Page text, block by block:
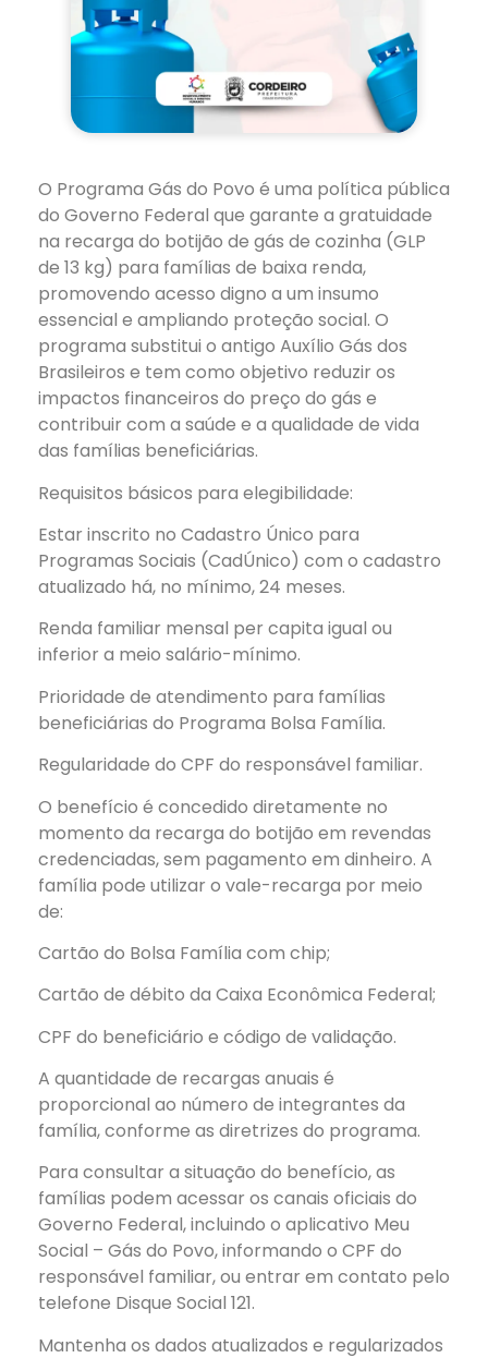
O Programa Gás do Povo é uma política pública
do Governo Federal que garante a gratuidade
na recarga do botijão de gás de cozinha (GLP
de 13 kg) para famílias de baixa renda,
promovendo acesso digno a um insumo
essencial e ampliando proteção social. O
programa substitui o antigo Auxílio Gás dos
Brasileiros e tem como objetivo reduzir os
impactos financeiros do preço do gás e
contribuir com a saúde e a qualidade de vida
das famílias beneficiárias.
Requisitos básicos para elegibilidade:
Estar inscrito no Cadastro Único para
Programas Sociais (CadÚnico) com o cadastro
atualizado há, no mínimo, 24 meses.
Renda familiar mensal per capita igual ou
inferior a meio salário-mínimo.
Prioridade de atendimento para famílias
beneficiárias do Programa Bolsa Família.
Regularidade do CPF do responsável familiar.
O benefício é concedido diretamente no
momento da recarga do botijão em revendas
credenciadas, sem pagamento em dinheiro. A
família pode utilizar o vale-recarga por meio
de:
Cartão do Bolsa Família com chip;
Cartão de débito da Caixa Econômica Federal;
CPF do beneficiário e código de validação.
A quantidade de recargas anuais é
proporcional ao número de integrantes da
família, conforme as diretrizes do programa.
Para consultar a situação do benefício, as
famílias podem acessar os canais oficiais do
Governo Federal, incluindo o aplicativo Meu
Social – Gás do Povo, informando o CPF do
responsável familiar, ou entrar em contato pelo
telefone Disque Social 121.
Mantenha os dados atualizados e regularizados